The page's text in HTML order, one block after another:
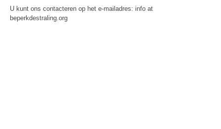
U kunt ons contacteren op het e-mailadres: info at
beperkdestraling.org